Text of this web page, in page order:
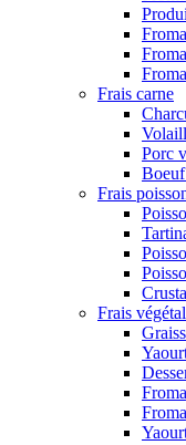
Frais carne
Porc
Frais
Frais